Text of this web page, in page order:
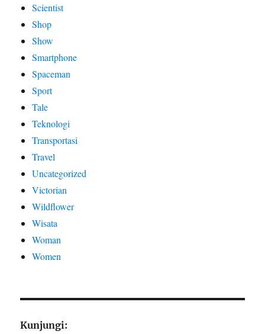
Scientist
Shop
Show
Smartphone
Spaceman
Sport
Tale
Teknologi
Transportasi
Travel
Uncategorized
Victorian
Wildflower
Wisata
Woman
Women
Kunjungi: